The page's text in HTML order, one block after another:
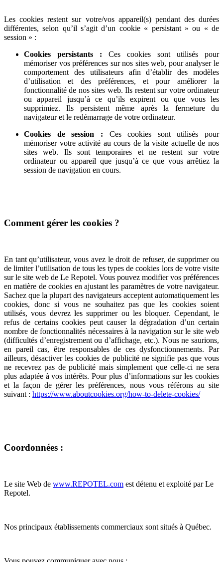
Les cookies restent sur votre/vos appareil(s) pendant des durées
différentes, selon qu’il s’agit d’un cookie « persistant » ou « de
session » :
Cookies persistants : Ces cookies sont utilisés pour
mémoriser vos préférences sur nos sites web, pour analyser le
comportement des utilisateurs afin d’établir des modèles
d’utilisation et des préférences, et pour améliorer la
fonctionnalité de nos sites web. Ils restent sur votre ordinateur
ou appareil jusqu’à ce qu’ils expirent ou que vous les
supprimiez. Ils persistent même après la fermeture du
navigateur et le redémarrage de votre ordinateur.
Cookies de session : Ces cookies sont utilisés pour
mémoriser votre activité au cours de la visite actuelle de nos
sites web. Ils sont temporaires et ne restent sur votre
ordinateur ou appareil que jusqu’à ce que vous arrêtiez la
session de navigation en cours.
Comment gérer les cookies ?
En tant qu’utilisateur, vous avez le droit de refuser, de supprimer ou
de limiter l’utilisation de tous les types de cookies lors de votre visite
sur le site web de Le Repotel. Vous pouvez modifier vos préférences
en matière de cookies en ajustant les paramètres de votre navigateur.
Sachez que la plupart des navigateurs acceptent automatiquement les
cookies, donc si vous ne souhaitez pas que les cookies soient
utilisés, vous devrez les supprimer ou les bloquer. Cependant, le
refus de certains cookies peut causer la dégradation d’un certain
nombre de fonctionnalités nécessaires à la navigation sur le site web
(difficultés d’enregistrement ou d’affichage, etc.). Nous ne saurions,
en pareil cas, être responsables de ces dysfonctionnements. Par
ailleurs, désactiver les cookies de publicité ne signifie pas que vous
ne recevrez pas de publicité mais simplement que celle-ci ne sera
plus adaptée à vos intérêts. Pour plus d’informations sur les cookies
et la façon de gérer les préférences, nous vous référons au site
suivant : https://www.aboutcookies.org/how-to-delete-cookies/
Coordonnées :
Le site Web de www.REPOTEL.com est détenu et exploité par Le
Repotel.
Nos principaux établissements commerciaux sont situés à Québec.